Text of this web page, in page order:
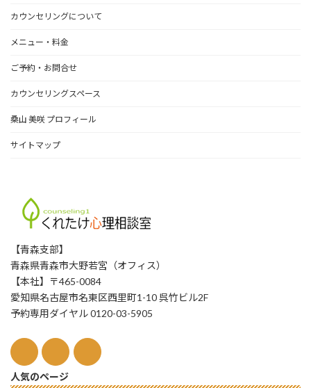
ブ
カウンセリングについて
メニュー・料金
ご予約・お問合せ
カウンセリングスペース
桑山 美咲 プロフィール
サイトマップ
【青森支部】
青森県青森市大野若宮（オフィス）
【本社】〒465-0084
愛知県名古屋市名東区西里町1-10 呉竹ビル2F
予約専用ダイヤル 0120-03-5905
人気のページ